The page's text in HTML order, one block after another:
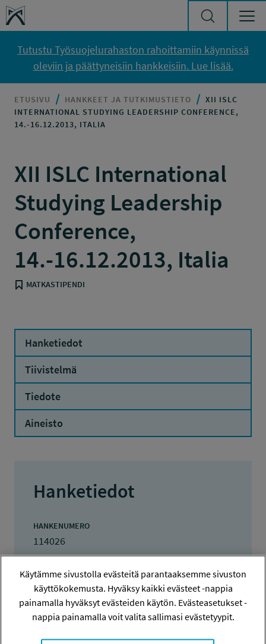
Siirry sisältöön
Työsuojelurahasto
Tutustu Työsuojelurahaston rahoittamiin käynnissä
oleviin ja päättyneisiin hankkeisiin. Lue lisää.
ETUSIVU HANKKEET JA TUTKIMUSTIETO
XII ISLC
INTERNATIONAL STUDYING LEADERSHIP CONFERENCE,
14.-16.12.2013, ITALIA
XII ISLC International
Studying Leadership
Conference,
14.-16.12.2013, Italia
MATKASTIPENDI
Hanketiedot
Tiivistelmä
Tiedote
Aineisto
Hanketiedot
HANKENUMERO
114026
Tuukka Kostamo
TOTEUTTAJA
Tuukka Kostamo
Käytämme sivustolla evästeitä parantaaksemme sivuston
käyttökokemusta. Hyväksy kaikki evästeet -nappia
painamalla hyväksyt evästeiden käytön. Evästeasetukset -
nappia painamalla voit valita sallimasi evästetyypit.